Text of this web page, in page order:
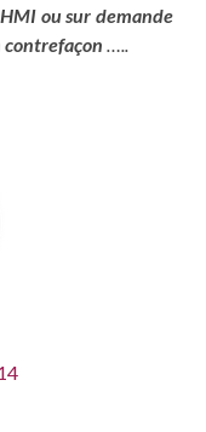
ou sur demande
…..